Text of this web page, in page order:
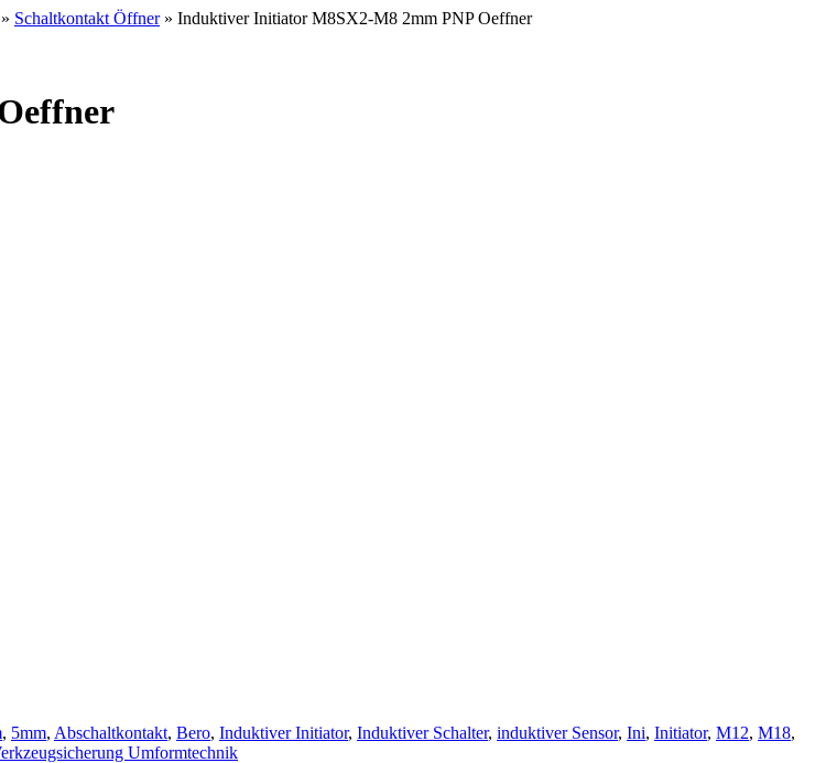
» Schaltkontakt Öffner» Induktiver Initiator M8SX2-M8 2mm PNP Oeffner
, 5mm, Abschaltkontakt, Bero, Induktiver Initiator, Induktiver Schalter, induktiver Sensor, Ini, Initiator, M12, M18,
Umformtechnik